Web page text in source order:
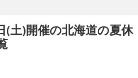
(土)開催の北海道の夏休